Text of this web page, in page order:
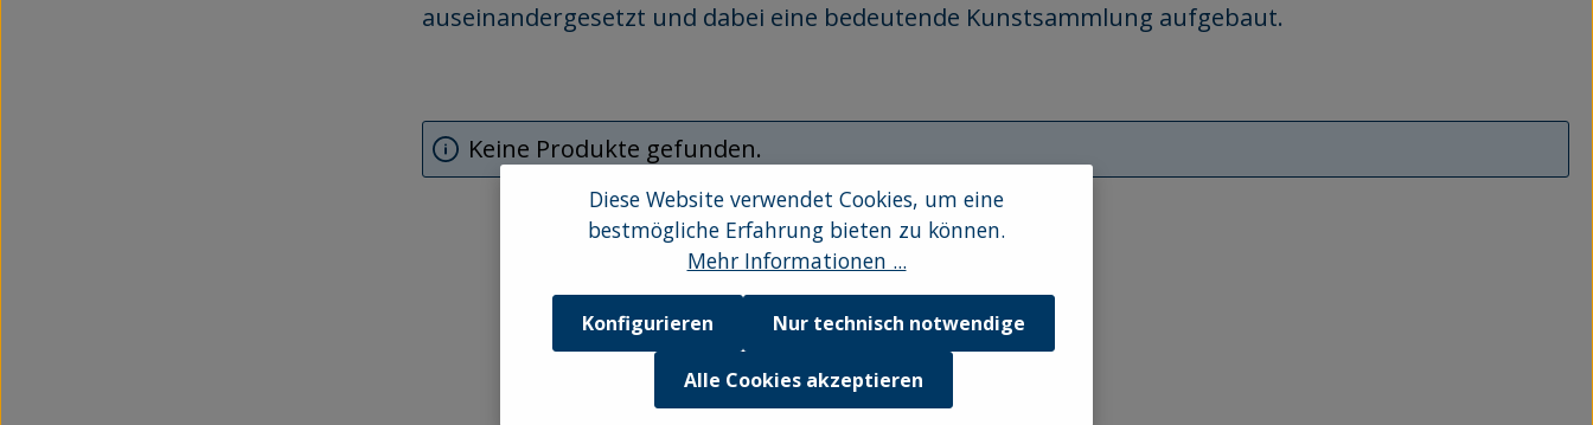
auseinandergesetzt und dabei eine bedeutende Kunstsammlung aufgebaut.
Keine Produkte gefunden.
Diese Website verwendet Cookies, um eine
bestmögliche Erfahrung bieten zu können.
Mehr Informationen ...
Nur technisch notwendige
Konfigurieren
Alle Cookies akzeptieren